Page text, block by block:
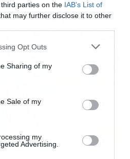
parties on the IAB’s List of
may further disclose it to other
app uses one or more Google
behaviour. You may click to
and its third-party tags to
purposes in below Google
Opt Outs
Sharing of my
Sale of my
my
Advertising.